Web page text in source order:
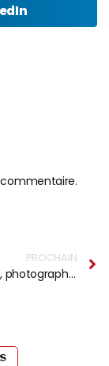
PROCHAIN
BLEU MELODY, photographies de Tony Franck